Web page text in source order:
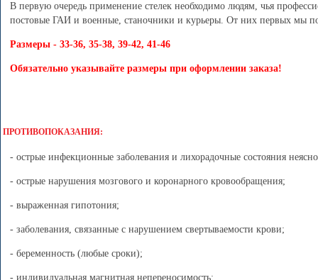
В первую очередь применение стелек необходимо людям, чья
постовые ГАИ и военные, станочники и курьеры. От них первых мы
Размеры - 33-36, 35-38, 39-42, 41-46
Обязательно указывайте размеры при оформлении заказа!
ПРОТИВОПОКАЗАНИЯ:
- острые инфекционные заболевания и лихорадочные состояния
- острые нарушения мозгового и коронарного кровообращения;
- выраженная гипотония;
- заболевания, связанные с нарушением свертываемости крови;
- беременность (любые сроки);
- индивидуальная магнитная непереносимость;